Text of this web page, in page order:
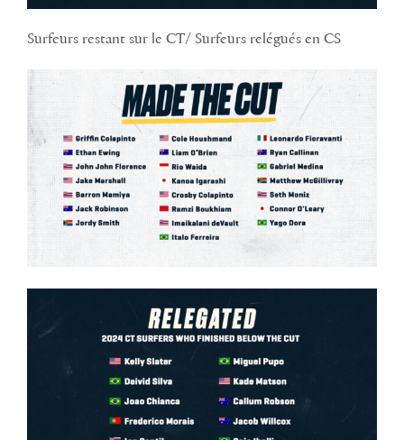
Surfeurs restant sur le CT/ Surfeurs relégués en CS